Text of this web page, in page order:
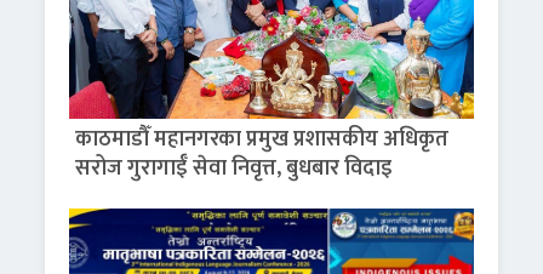
काठमाडौँ महानगरका प्रमुख प्रशासकीय अधिकृत
सरोज गुरागाईँ सेवा निवृत्त, बुधबार विदाइ